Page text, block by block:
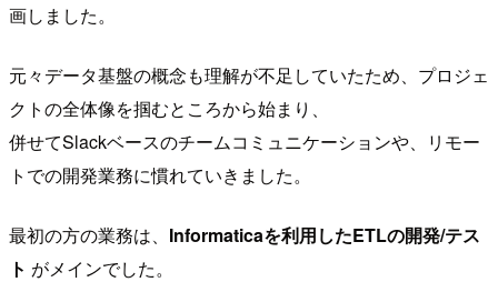
画しました。
元々データ基盤の概念も理解が不足していたため、プロジェ
クトの全体像を掴むところから始まり、
併せてSlackベースのチームコミュニケーションや、リモー
トでの開発業務に慣れていきました。
最初の方の業務は、 Informaticaを利用したETLの開発/テス
ト がメインでした。